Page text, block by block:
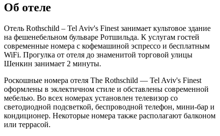
Об отеле
Отель Rothschild – Tel Aviv's Finest занимает культовое здание
на фешенебельном бульваре Ротшильда. К услугам гостей
современные номера с кофемашиной эспрессо и бесплатным
WiFi. Прогулка от отеля до знаменитой торговой улицы
Шенкин занимает 2 минуты.
Роскошные номера отеля The Rothschild — Tel Aviv's Finest
оформлены в эклектичном стиле и обставлены современной
мебелью. Во всех номерах установлен телевизор со
светодиодной подсветкой, беспроводной телефон, мини-бар и
кондиционер. Некоторые номера также располагают балконом
или террасой.